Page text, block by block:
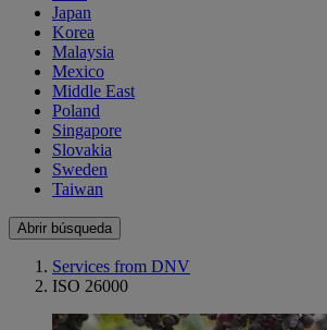
Japan
Korea
Malaysia
Mexico
Middle East
Poland
Singapore
Slovakia
Sweden
Taiwan
Abrir búsqueda
Services from DNV
ISO 26000